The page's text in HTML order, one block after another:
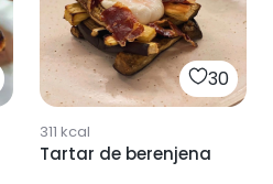
30
311 kcal
Tartar de berenjena